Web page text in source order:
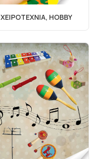
ΧΕΙΡΟΤΕΧΝΙΑ, HOBBY